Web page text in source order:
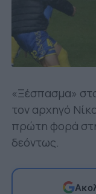
«Ξέσπασμα»
τον αρχηγό
πρώτη φορά
δεόντως.